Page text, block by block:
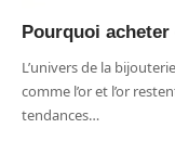
Pourquoi
L’univers de la
comme l’or et l’or
tendances…